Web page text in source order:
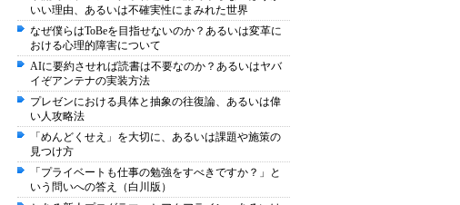
いい理由、あるいは不確実性にまみれた世界
なぜ僕らはToBeを目指せないのか？あるいは変革に
おける心理的障害について
AIに要約させれば読書は不要なのか？あるいはヤバ
イぞアンテナの実装方法
プレゼンにおける具体と抽象の往復論、あるいは偉
い人攻略法
「めんどくせえ」を大切に、あるいは課題や施策の
見つけ方
「プライベートも仕事の勉強をすべきですか？」と
いう問いへの答え（白川版）